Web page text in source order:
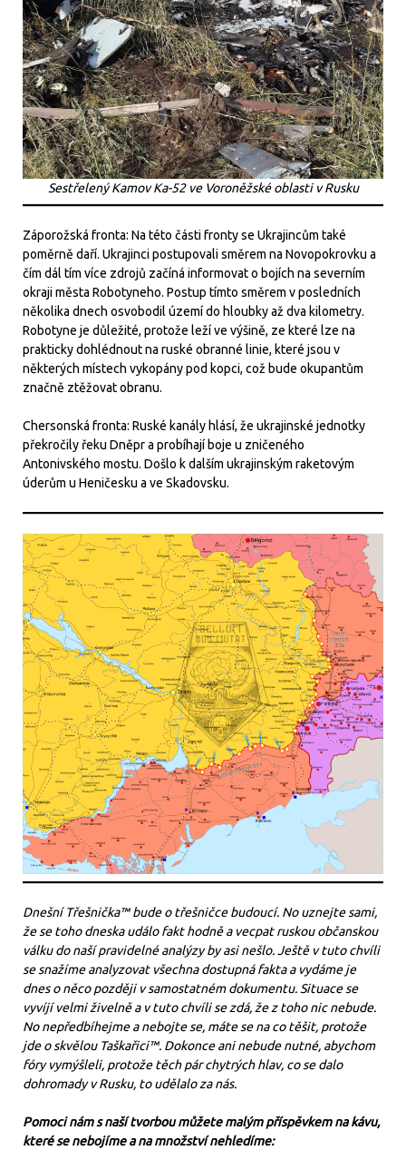
Sestřelený Kamov Ka-52 ve Voroněžské oblasti v Rusku
Záporožská fronta: Na této části fronty se Ukrajincům také
poměrně daří. Ukrajinci postupovali směrem na Novopokrovku a
čím dál tím více zdrojů začíná informovat o bojích na severním
okraji města Robotyneho. Postup tímto směrem v posledních
několika dnech osvobodil území do hloubky až dva kilometry.
Robotyne je důležité, protože leží ve výšině, ze které lze na
prakticky dohlédnout na ruské obranné linie, které jsou v
některých místech vykopány pod kopci, což bude okupantům
značně ztěžovat obranu.
Chersonská fronta: Ruské kanály hlásí, že ukrajinské jednotky
překročily řeku Dněpr a probíhají boje u zničeného
Antonivského mostu. Došlo k dalším ukrajinským raketovým
úderům u Heničesku a ve Skadovsku.
Dnešní Třešnička™ bude o třešničce budoucí. No uznejte sami,
že se toho dneska událo fakt hodně a vecpat ruskou občanskou
válku do naší pravidelné analýzy by asi nešlo. Ještě v tuto chvíli
se snažíme analyzovat všechna dostupná fakta a vydáme je
dnes o něco později v samostatném dokumentu. Situace se
vyvíjí velmi živelně a v tuto chvíli se zdá, že z toho nic nebude.
No nepředbíhejme a nebojte se, máte se na co těšit, protože
jde o skvělou Taškařici™. Dokonce ani nebude nutné, abychom
fóry vymýšleli, protože těch pár chytrých hlav, co se dalo
dohromady v Rusku, to udělalo za nás.
Pomoci nám s naší tvorbou můžete malým příspěvkem na kávu,
které se nebojíme a na množství nehledíme: